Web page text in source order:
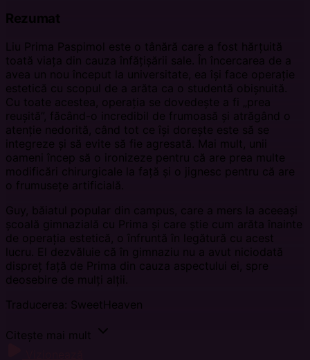
Rezumat
Liu Prima Paspimol este o tânără care a fost hărțuită
toată viața din cauza înfățișării sale. În încercarea de a
avea un nou început la universitate, ea își face operație
estetică cu scopul de a arăta ca o studentă obișnuită.
Cu toate acestea, operația se dovedește a fi „prea
reușită”, făcând-o incredibil de frumoasă și atrăgând o
atenție nedorită, când tot ce își dorește este să se
integreze și să evite să fie agresată. Mai mult, unii
oameni încep să o ironizeze pentru că are prea multe
modificări chirurgicale la față și o jignesc pentru că are
o frumusețe artificială.
Guy, băiatul popular din campus, care a mers la aceeași
școală gimnazială cu Prima și care știe cum arăta înainte
de operația estetică, o înfruntă în legătură cu acest
lucru. El dezvăluie că în gimnaziu nu a avut niciodată
dispreț față de Prima din cauza aspectului ei, spre
deosebire de mulți alții.
Traducerea: SweetHeaven
Citește mai mult